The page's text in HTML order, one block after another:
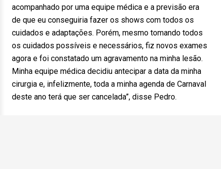
acompanhado por uma equipe médica e a previsão era
de que eu conseguiria fazer os shows com todos os
cuidados e adaptações. Porém, mesmo tomando todos
os cuidados possíveis e necessários, fiz novos exames
agora e foi constatado um agravamento na minha lesão.
Minha equipe médica decidiu antecipar a data da minha
cirurgia e, infelizmente, toda a minha agenda de Carnaval
deste ano terá que ser cancelada”, disse Pedro.